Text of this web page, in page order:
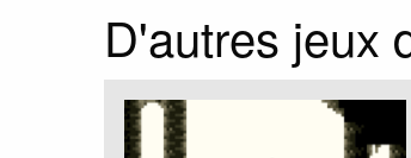
D'autres jeux